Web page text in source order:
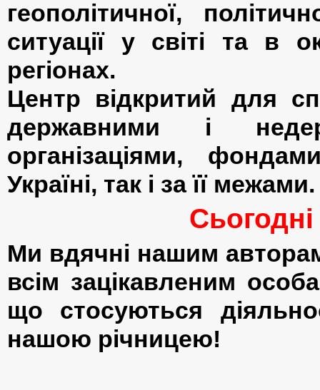
геополітичної,
ситуації у світі та в
регіонах.
Центр відкритий для
державними і
організаціями,
Україні, так і за її межами.
Ми вдячні нашим
всім зацікавленим
що стосуються
нашою річницею!